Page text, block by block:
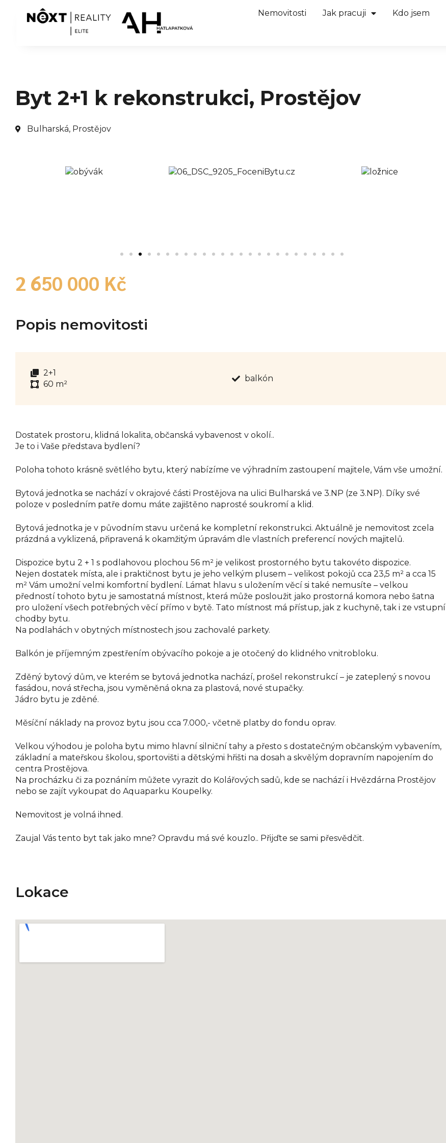
Nemovitosti Jak pracuji Kdo jsem
Byt 2+1 k rekonstrukci, Prostějov
Bulharská, Prostějov
2 650 000 Kč
Popis nemovitosti
2+1
60 m²
balkón
Dostatek prostoru, klidná lokalita, občanská vybavenost v okolí..
Je to i Vaše představa bydlení?
Poloha tohoto krásně světlého bytu, který nabízíme ve výhradním zastoupení majitele, Vám vše umožní.
Bytová jednotka se nachází v okrajové části Prostějova na ulici Bulharská ve 3.NP (ze 3.NP). Díky své
poloze v posledním patře domu máte zajištěno naprosté soukromí a klid.
Bytová jednotka je v původním stavu určená ke kompletní rekonstrukci. Aktuálně je nemovitost zcela
prázdná a vyklizená, připravená k okamžitým úpravám dle vlastních preferencí nových majitelů.
Dispozice bytu 2 + 1 s podlahovou plochou 56 m² je velikost prostorného bytu takovéto dispozice.
Nejen dostatek místa, ale i praktičnost bytu je jeho velkým plusem – velikost pokojů cca 23,5 m² a cca 15
m² Vám umožní velmi komfortní bydlení. Lámat hlavu s uložením věcí si také nemusíte – velkou
předností tohoto bytu je samostatná místnost, která může posloužit jako prostorná komora nebo šatna
pro uložení všech potřebných věcí přímo v bytě. Tato místnost má přístup, jak z kuchyně, tak i ze vstupní
chodby bytu.
Na podlahách v obytných místnostech jsou zachovalé parkety.
Balkón je příjemným zpestřením obývacího pokoje a je otočený do klidného vnitrobloku.
Zděný bytový dům, ve kterém se bytová jednotka nachází, prošel rekonstrukcí – je zateplený s novou
fasádou, nová střecha, jsou vyměněná okna za plastová, nové stupačky.
Jádro bytu je zděné.
Měsíční náklady na provoz bytu jsou cca 7.000,- včetně platby do fondu oprav.
Velkou výhodou je poloha bytu mimo hlavní silniční tahy a přesto s dostatečným občanským vybavením,
základní a mateřskou školou, sportovišti a dětskými hřišti na dosah a skvělým dopravním napojením do
centra Prostějova.
Na procházku či za poznáním můžete vyrazit do Kolářových sadů, kde se nachází i Hvězdárna Prostějov
nebo se zajít vykoupat do Aquaparku Koupelky.
Nemovitost je volná ihned.
Zaujal Vás tento byt tak jako mne? Opravdu má své kouzlo.. Přijďte se sami přesvědčit.
Lokace